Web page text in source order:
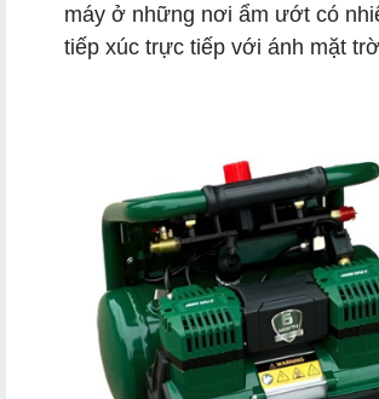
máy ở những nơi ẩm ướt có
tiếp xúc trực tiếp với ánh mặt